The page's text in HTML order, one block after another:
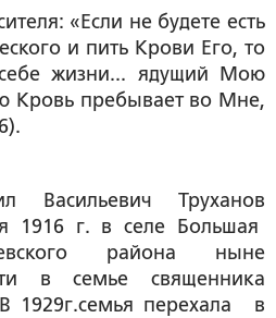
«Если не будете есть
и пить Крови Его, то
жизни... ядущий Мою
Кровь пребывает во Мне,
Васильевич Труханов
1916 г. в селе Большая
района ныне
в семье священника
1929г.семья перехала в